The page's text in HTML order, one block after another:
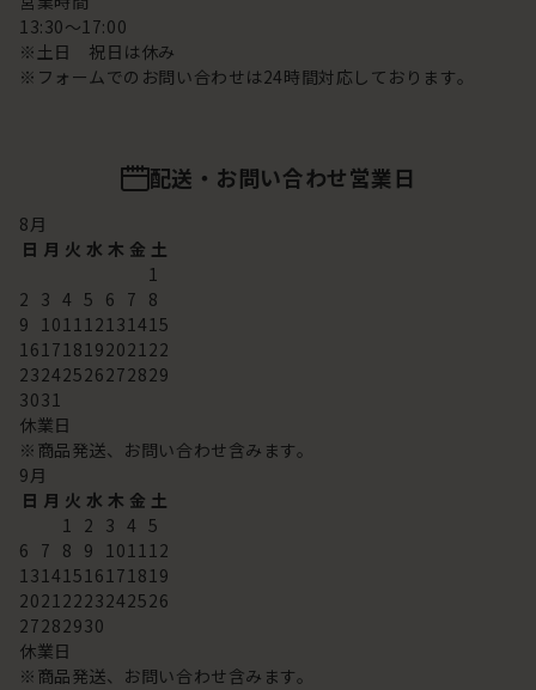
13:30～17:00
※土日 祝日は休み
※フォームでのお問い合わせは24時間対応しております。
配送・お問い合わせ営業日
8月
日 月 火 水 木 金 土
1
2 3 4 5 6 7 8
9 101112131415
16171819202122
23242526272829
3031
休業日
※商品発送、お問い合わせ含みます。
9月
日 月 火 水 木 金 土
1 2 3 4 5
6 7 8 9 101112
13141516171819
20212223242526
27282930
休業日
※商品発送、お問い合わせ含みます。